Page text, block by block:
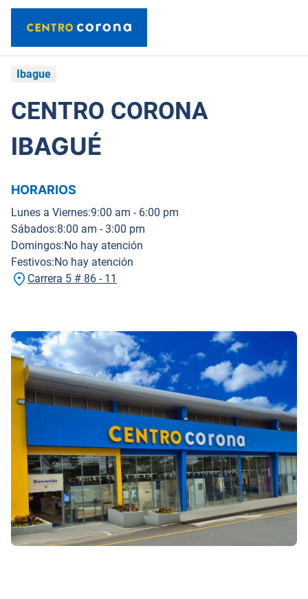
Ibague
CENTRO CORONA
IBAGUÉ
HORARIOS
Lunes a Viernes:9:00 am - 6:00 pm
Sábados:8:00 am - 3:00 pm
Domingos:No hay atención
Festivos:No hay atención
Carrera 5 # 86 - 11